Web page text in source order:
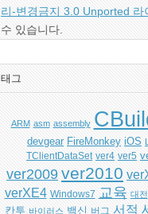
리-변경금지 3.0 Unported 라
수 있습니다.
태그
ARM asm assembly
devgear FireMonkey iOS
TClientDataSet ver4 ver5
ver2009 ver2010
verXE4 Windows7 교육 대전
칸투 바이러스 백신 버그 서적